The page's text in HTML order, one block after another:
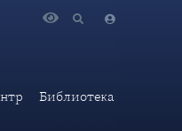
Библиотека